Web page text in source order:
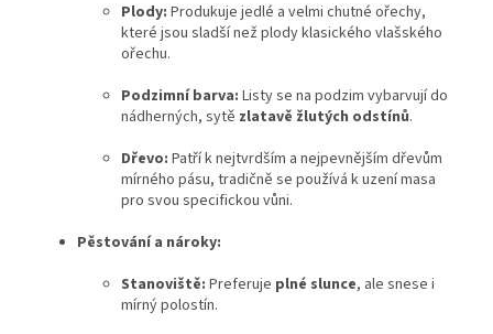
Plody: Produkuje jedlé a velmi chutné ořechy,
které jsou sladší než plody klasického vlašského
ořechu.
Podzimní barva: Listy se na podzim vybarvují do
nádherných, sytě zlatavě žlutých odstínů.
Dřevo: Patří k nejtvrdším a nejpevnějším dřevům
mírného pásu, tradičně se používá k uzení masa
pro svou specifickou vůni.
Pěstování a nároky:
Stanoviště: Preferuje plné slunce, ale snese i
mírný polostín.